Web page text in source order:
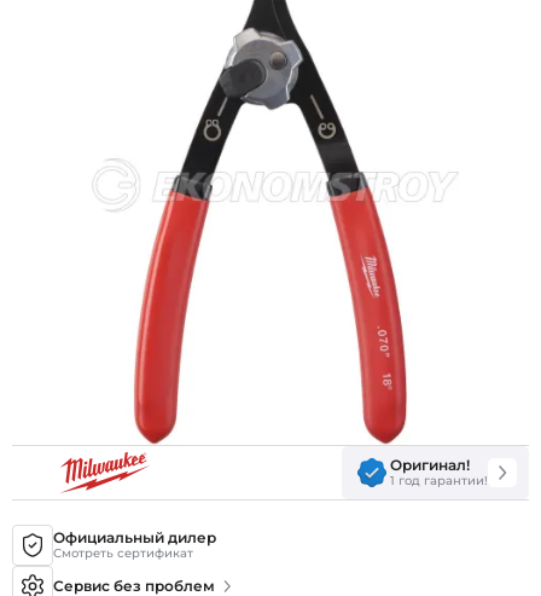
Оригинал!
1 год гарантии!
Официальный дилер
Смотреть сертификат
Сервис без проблем